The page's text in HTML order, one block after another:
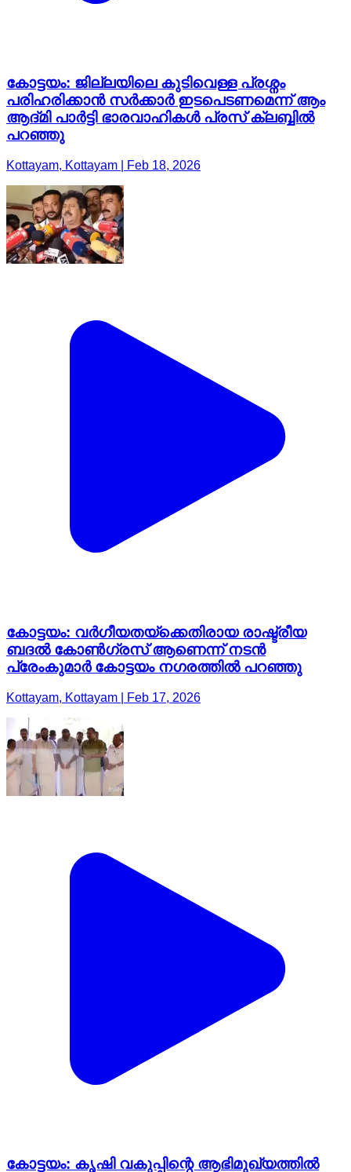
കോട്ടയം: ജില്ലയിലെ കുടിവെള്ള പ്രശ്നം
പരിഹരിക്കാൻ സർക്കാർ ഇടപെടണമെന്ന് ആം
ആദ്മി പാർട്ടി ഭാരവാഹികൾ പ്രസ് ക്ലബ്ബിൽ
പറഞ്ഞു
Kottayam, Kottayam | Feb 18, 2026
കോട്ടയം: വർഗീയതയ്ക്കെതിരായ രാഷ്ട്രീയ
ബദൽ കോൺഗ്രസ് ആണെന്ന് നടൻ
പ്രേംകുമാർ കോട്ടയം നഗരത്തിൽ പറഞ്ഞു
Kottayam, Kottayam | Feb 17, 2026
കോട്ടയം: കൃഷി വകുപ്പിന്റെ ആഭിമുഖ്യത്തില്‍